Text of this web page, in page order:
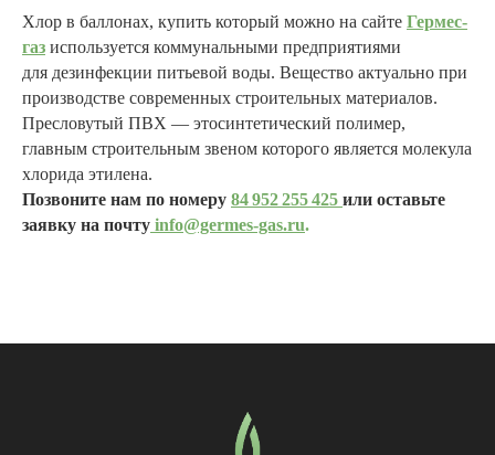
Хлор в баллонах, купить который можно на сайте Гермес-
газ используется коммунальными предприятиями
для дезинфекции питьевой воды. Вещество актуально при
производстве современных строительных материалов.
Пресловутый ПВХ — этосинтетический полимер,
главным строительным звеном которого является молекула
хлорида этилена.
Позвоните нам по номеру 84 952 255 425 или оставьте
заявку на почту info@germes-gas.ru.